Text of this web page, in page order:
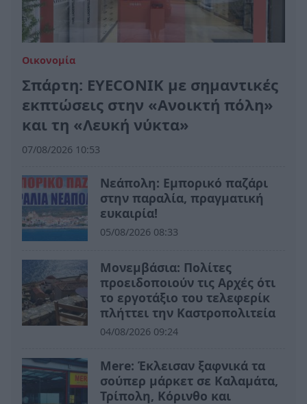
Οικονομία
Σπάρτη: EYECONIK με σημαντικές
εκπτώσεις στην «Ανοικτή πόλη»
και τη «Λευκή νύκτα»
07/08/2026 10:53
Νεάπολη: Εμπορικό παζάρι
στην παραλία, πραγματική
ευκαιρία!
05/08/2026 08:33
Μονεμβάσια: Πολίτες
προειδοποιούν τις Αρχές ότι
το εργοτάξιο του τελεφερίκ
πλήττει την Καστροπολιτεία
04/08/2026 09:24
Mere: Έκλεισαν ξαφνικά τα
σούπερ μάρκετ σε Καλαμάτα,
Τρίπολη, Κόρινθο και